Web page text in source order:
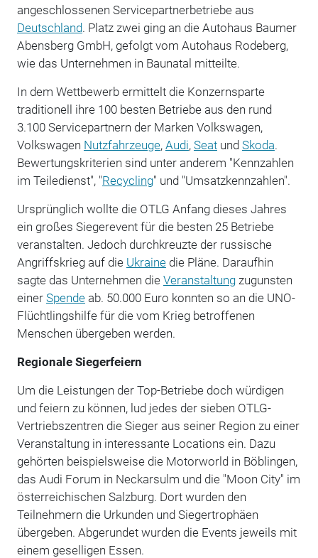
angeschlossenen Servicepartnerbetriebe aus
Deutschland. Platz zwei ging an die Autohaus Baumer
Abensberg GmbH, gefolgt vom Autohaus Rodeberg,
wie das Unternehmen in Baunatal mitteilte.
In dem Wettbewerb ermittelt die Konzernsparte
traditionell ihre 100 besten Betriebe aus den rund
3.100 Servicepartnern der Marken Volkswagen,
Volkswagen Nutzfahrzeuge, Audi, Seatund Skoda.
Bewertungskriterien sind unter anderem "Kennzahlen
im Teiledienst", "Recycling" und "Umsatzkennzahlen".
Ursprünglich wollte die OTLG Anfang dieses Jahres
ein großes Siegerevent für die besten 25 Betriebe
veranstalten. Jedoch durchkreuzte der russische
Angriffskrieg auf die Ukrainedie Pläne. Daraufhin
sagte das Unternehmen die Veranstaltungzugunsten
einer Spendeab. 50.000 Euro konnten so an die UNO-
Flüchtlingshilfe für die vom Krieg betroffenen
Menschen übergeben werden.
Regionale Siegerfeiern
Um die Leistungen der Top-Betriebe doch würdigen
und feiern zu können, lud jedes der sieben OTLG-
Vertriebszentren die Sieger aus seiner Region zu einer
Veranstaltung in interessante Locations ein. Dazu
gehörten beispielsweise die Motorworld in Böblingen,
das Audi Forum in Neckarsulm und die "Moon City" im
österreichischen Salzburg. Dort wurden den
Teilnehmern die Urkunden und Siegertrophäen
übergeben. Abgerundet wurden die Events jeweils mit
einem geselligen Essen.